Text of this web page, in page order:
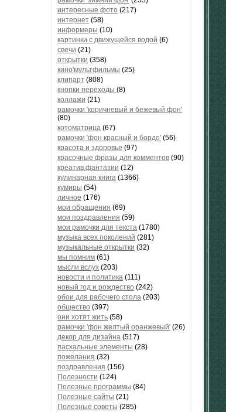
интересные фото (217)
интернет (58)
информеры (10)
картинки с движущейся водой (6)
свечи (21)
открытки (358)
кино'мультфильмы (25)
клипарт (808)
кнопки переходы (8)
коллажи (21)
рамочки 'коричневый и бежевый фон'
(80)
котоматрица (67)
рамочки 'фон красный и бордо' (56)
красота и здоровье (97)
красочные фразы для комментов (90)
креатив,фантазии (12)
кулинарная книга (1366)
кумиры (54)
личное (176)
мои обращения (69)
мои поздравления (59)
мои рамочки для текста (1780)
музыка всех поколений (281)
музыкальные открытки (32)
мы помним (61)
мысли вслух (203)
новости и политика (111)
новый год и рождество (242)
обои для рабочего стола (203)
общество (397)
они хотят жить (58)
рамочки 'фон желтый оранжевый' (26)
декор для дизайна (517)
пасхальные элементы (28)
пожелания (32)
поздравления (156)
Полезности (124)
Полезные программы (84)
Полезные сайты (21)
Полезные советы (285)